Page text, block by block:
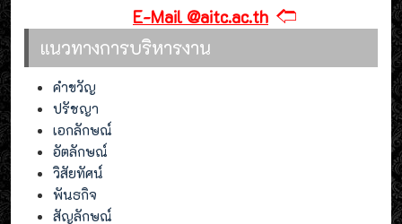
E-Mail @aitc.ac.th 🢢
แนวทางการบริหารงาน
คำขวัญ
ปรัชญา
เอกลักษณ์
อัตลักษณ์
วิสัยทัศน์
พันธกิจ
สัญลักษณ์